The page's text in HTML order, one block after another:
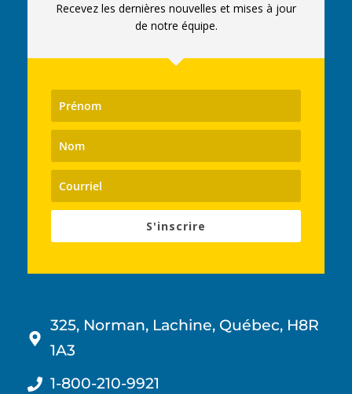
Recevez les dernières nouvelles et mises à jour
de notre équipe.
S'inscrire
325, Norman, Lachine, Québec, H8R
1A3
1-800-210-9921